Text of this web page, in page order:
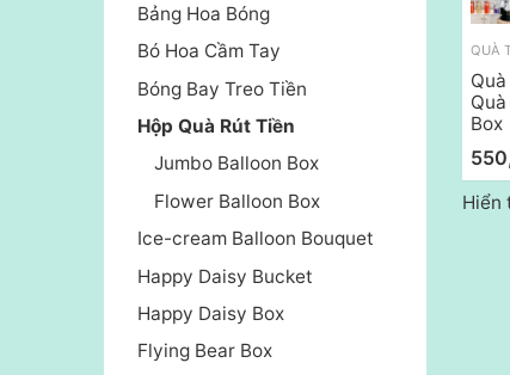
Bảng Hoa Bóng
Bó Hoa Cầm Tay
Bóng Bay Treo Tiền
Hộp Quà Rút Tiền
Jumbo Balloon Box
Flower Balloon Box
Ice-cream Balloon Bouquet
Happy Daisy Bucket
Happy Daisy Box
Flying Bear Box
QUÀ
Box
Hiển